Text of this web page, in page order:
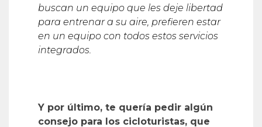
buscan un equipo que les deje libertad
para entrenar a su aire, prefieren estar
en un equipo con todos estos servicios
integrados.
Y por último, te quería pedir algún
consejo para los cicloturistas, que